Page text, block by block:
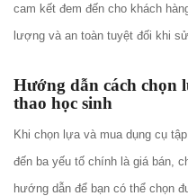
cam kết đem đến cho khách
lượng và an toàn tuyệt đối khi sử
Hướng dẫn cách chọn
thao học sinh
Khi chọn lựa và mua dụng cụ
đến ba yếu tố chính là giá bán,
hướng dẫn để bạn có thể chọn